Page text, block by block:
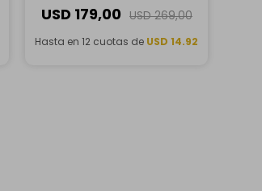
USD 179,00 USD 269,00
Hasta en 12 cuotas de USD 14.92